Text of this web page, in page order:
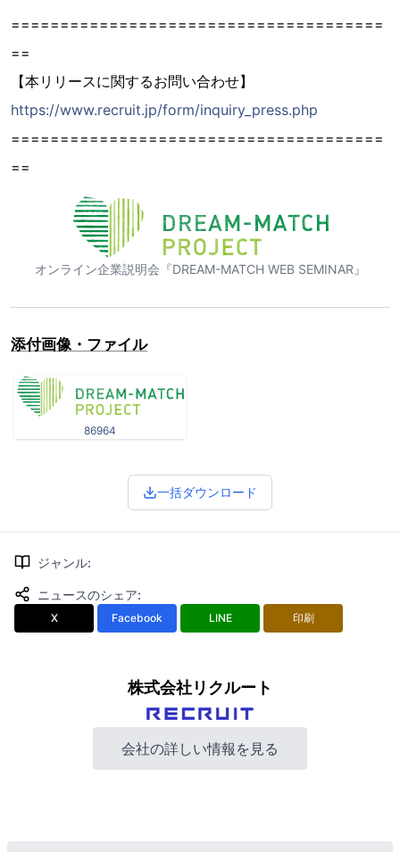
======================================
==
【本リリースに関するお問い合わせ】
https://www.recruit.jp/form/inquiry_press.php
======================================
==
オンライン企業説明会『DREAM-MATCH WEB SEMINAR』
添付画像・ファイル
86964
一括ダウンロード
ジャンル:
ニュースのシェア:
X Facebook LINE 印刷
株式会社リクルート
会社の詳しい情報を見る